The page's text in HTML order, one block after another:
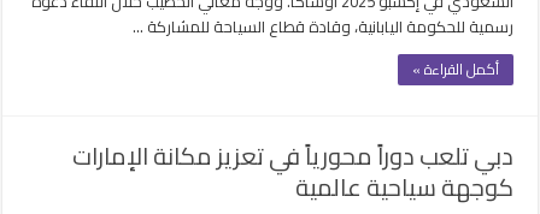
رسمية للحكومة اليابانية، وقادة قطاع السياحة للمشاركة …
أكمل القراءة »
دبي تلعب دوراً محورياً في تعزيز مكانة الإمارات
كوجهة سياحية عالمية